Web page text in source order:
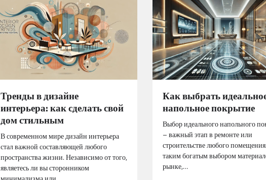
Тренды в дизайне
интерьера: как сделать свой
дом стильным
В современном мире дизайн интерьера
стал важной составляющей любого
пространства жизни. Независимо от того,
являетесь ли вы сторонником
Как выбрать
напольное покрытие
Выбор идеального напольного
– важный этап в ремонте или
строительстве любого
таким богатым выбором
рынке,…